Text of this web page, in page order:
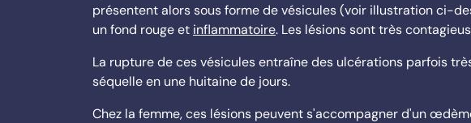
présentent alors sous forme de vésicules (voir illustration ci-
un fond rouge et inflammatoire. Les lésions sont très
La rupture de ces vésicules entraîne des ulcérations parfois
séquelle en une huitaine de jours.
Chez la femme, ces lésions peuvent s'accompagner d'un